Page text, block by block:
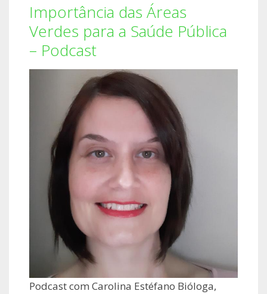
Importância das Áreas
Verdes para a Saúde Pública
– Podcast
Podcast com Carolina Estéfano Bióloga,